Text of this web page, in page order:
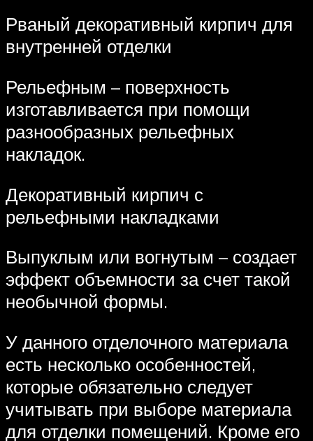
Рваный декоративный кирпич для
внутренней отделки
Рельефным – поверхность
изготавливается при помощи
разнообразных рельефных
накладок.
Декоративный кирпич с
рельефными накладками
Выпуклым или вогнутым – создает
эффект объемности за счет такой
необычной формы.
У данного отделочного материала
есть несколько особенностей,
которые обязательно следует
учитывать при выборе материала
для отделки помещений. Кроме его